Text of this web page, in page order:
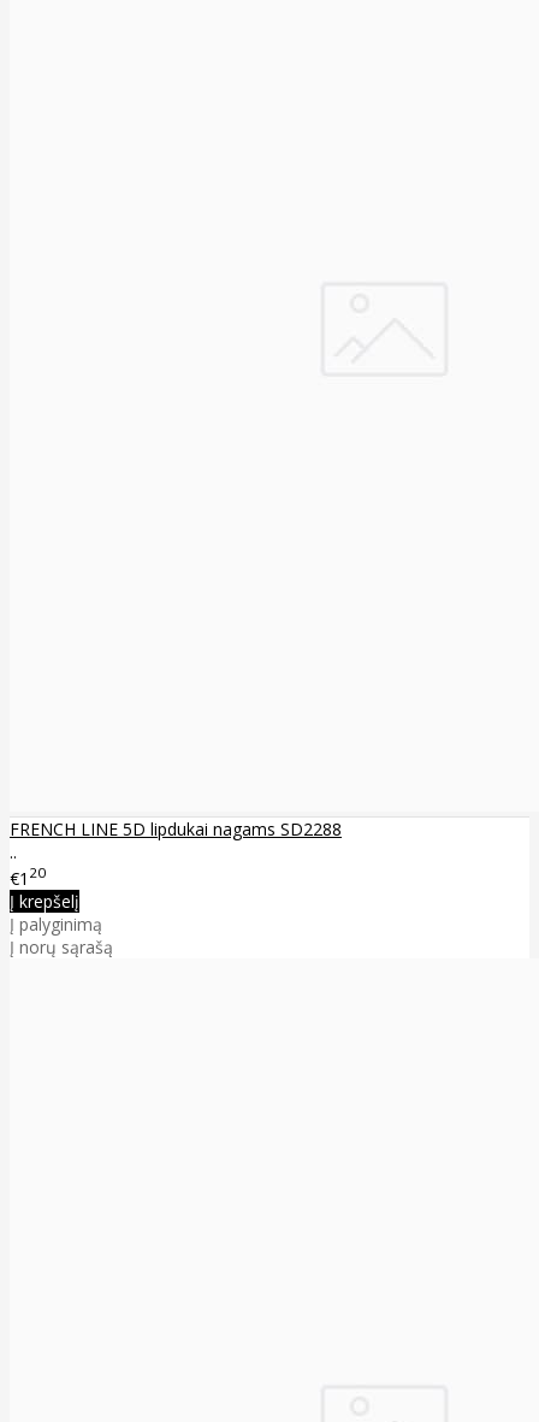
FRENCH LINE 5D lipdukai nagams SD2288
..
€1 20
Į krepšelį
Į palyginimą
Į norų sąrašą